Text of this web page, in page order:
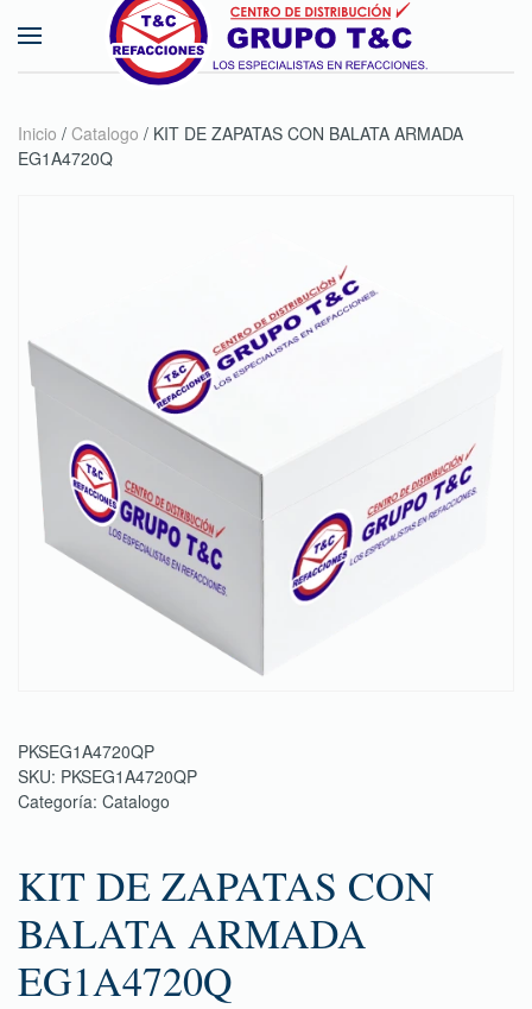
Skip to main content
Inicio / Catalogo / KIT DE ZAPATAS CON BALATA ARMADA
EG1A4720Q
PKSEG1A4720QP
SKU: PKSEG1A4720QP
Categoría: Catalogo
KIT DE ZAPATAS CON
BALATA ARMADA
EG1A4720Q